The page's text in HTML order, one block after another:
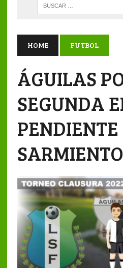
HOME FUTBOL
ÁGUILAS
SEGUNDA
SARMIENTO